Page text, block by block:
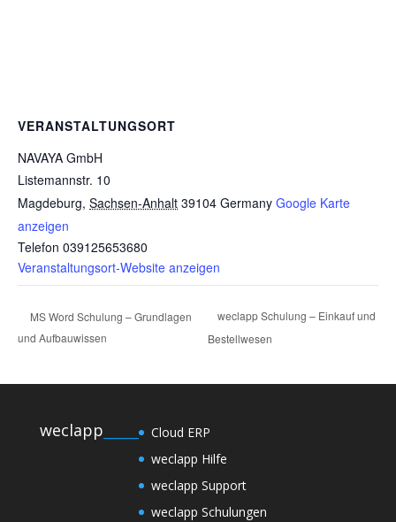
VERANSTALTUNGSORT
NAVAYA GmbH
Listemannstr. 10
Magdeburg, Sachsen-Anhalt 39104 Germany Google Karte
anzeigen
Telefon 039125653680
Veranstaltungsort-Website anzeigen
MS Word Schulung – Grundlagen
und Aufbauwissen
weclapp Schulung – Einkauf und
Bestellwesen
weclapp
Cloud ERP
weclapp Hilfe
weclapp Support
weclapp Schulungen